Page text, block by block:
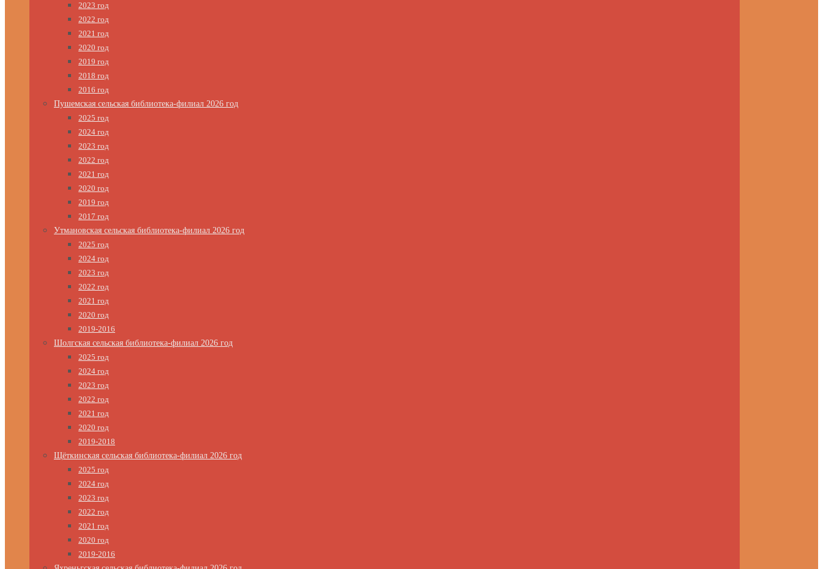
2023 год
2022 год
2021 год
2020 год
2019 год
2018 год
2016 год
Пушемская сельская библиотека-филиал 2026 год
2025 год
2024 год
2023 год
2022 год
2021 год
2020 год
2019 год
2017 год
Утмановская сельская библиотека-филиал 2026 год
2025 год
2024 год
2023 год
2022 год
2021 год
2020 год
2019-2016
Шолгская сельская библиотека-филиал 2026 год
2025 год
2024 год
2023 год
2022 год
2021 год
2020 год
2019-2018
Щёткинская сельская библиотека-филиал 2026 год
2025 год
2024 год
2023 год
2022 год
2021 год
2020 год
2019-2016